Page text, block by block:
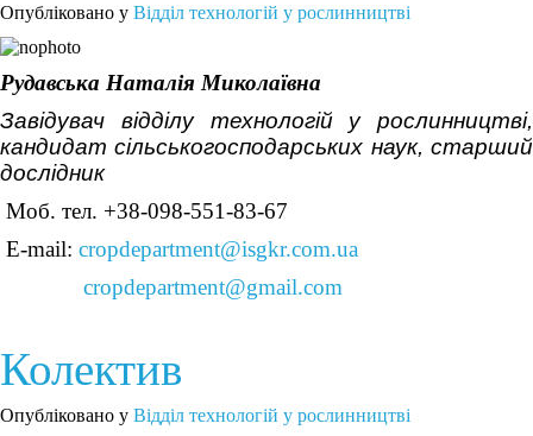
Опубліковано у Відділ технологій у рослинництві
Рудавська Наталія Миколаївна
Завідувач відділу технологій у рослинництві,
кандидат сільськогосподарських наук, старший
дослідник
Моб. тел. +38-098-551-83-67
Е-mail: cropdepartment@isgkr.com.ua
cropdepartment@gmail.com
Колектив
Опубліковано у Відділ технологій у рослинництві